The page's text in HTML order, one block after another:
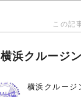
この記
横浜クルージ
横浜クルージ